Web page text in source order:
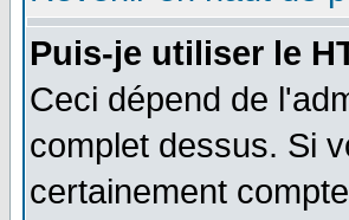
Puis-je utiliser le
Ceci dépend de
complet dessus. Si
certainement